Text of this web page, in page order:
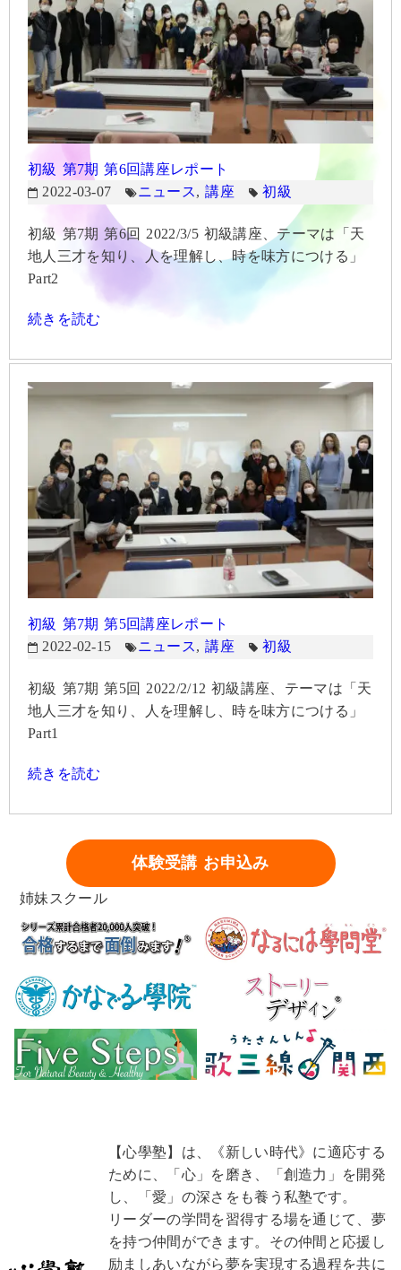
初級 第7期 第6回講座レポート
2022-03-07
ニュース,講座 初級
初級 第7期 第6回 2022/3/5 初級講座、テーマは「天
地人三才を知り、人を理解し、時を味方につける」
Part2
続きを読む
初級 第7期 第5回講座レポート
2022-02-15
ニュース,講座 初級
初級 第7期 第5回 2022/2/12 初級講座、テーマは「天
地人三才を知り、人を理解し、時を味方につける」
Part1
続きを読む
体験受講 お申込み
姉妹スクール
【心學塾】は、《新しい時代》に適応する
ために、「心」を磨き、「創造力」を開発
し、「愛」の深さをも養う私塾です。
リーダーの学問を習得する場を通じて、夢
を持つ仲間ができます。その仲間と応援し
励ましあいながら夢を実現する過程を共に